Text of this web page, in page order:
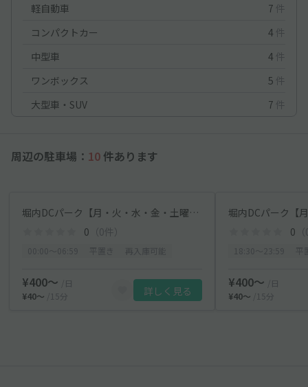
軽自動車
7 件
コンパクトカー
4 件
中型車
4 件
ワンボックス
5 件
大型車・SUV
7 件
周辺の駐車場： 10 件あります
堀内DCパーク【月・火・水・金・土曜のみ：00:00～06:59】
0 （0件）
¥400〜
/日
¥40〜
/15分 詳しく見る
0
¥400〜
/日
¥40〜
/15分